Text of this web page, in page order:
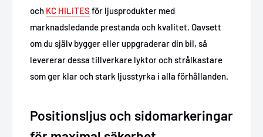
och KC HiLiTES för ljusprodukter med
marknadsledande prestanda och kvalitet. Oavsett
om du själv bygger eller uppgraderar din bil, så
levererar dessa tillverkare lyktor och strålkastare
som ger klar och stark ljusstyrka i alla förhållanden.
Positionsljus och sidomarkeringar